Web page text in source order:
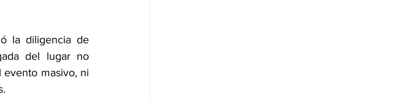
la diligencia de
del lugar no
masivo, ni